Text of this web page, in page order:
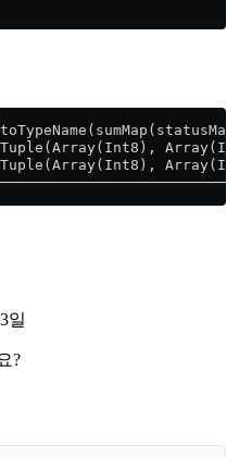
Tuple(Array(Int8),
Tuple(Array(Int8),
일
?